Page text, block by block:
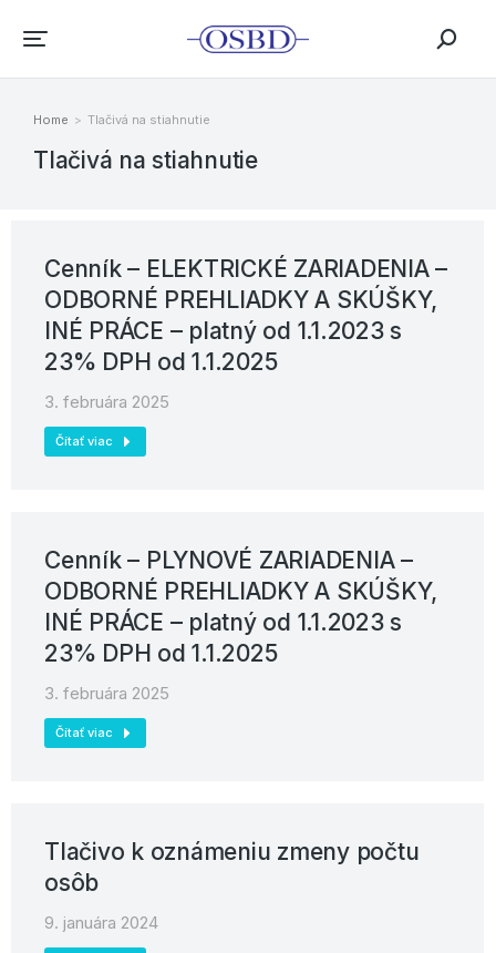
Tlačivá na stiahnutie
You are here:
Home Tlačivá na stiahnutie
Cenník – ELEKTRICKÉ ZARIADENIA –
ODBORNÉ PREHLIADKY A SKÚŠKY,
INÉ PRÁCE – platný od 1.1.2023 s
23% DPH od 1.1.2025
3. februára 2025
Čítať viac
Cenník – PLYNOVÉ ZARIADENIA –
ODBORNÉ PREHLIADKY A SKÚŠKY,
INÉ PRÁCE – platný od 1.1.2023 s
23% DPH od 1.1.2025
3. februára 2025
Čítať viac
Tlačivo k oznámeniu zmeny počtu
osôb
9. januára 2024